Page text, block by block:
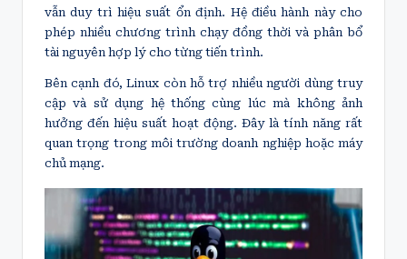
vẫn duy trì hiệu suất ổn định. Hệ điều hành này cho
phép nhiều chương trình chạy đồng thời và phân bổ
tài nguyên hợp lý cho từng tiến trình.
Bên cạnh đó, Linux còn hỗ trợ nhiều người dùng truy
cập và sử dụng hệ thống cùng lúc mà không ảnh
hưởng đến hiệu suất hoạt động. Đây là tính năng rất
quan trọng trong môi trường doanh nghiệp hoặc máy
chủ mạng.